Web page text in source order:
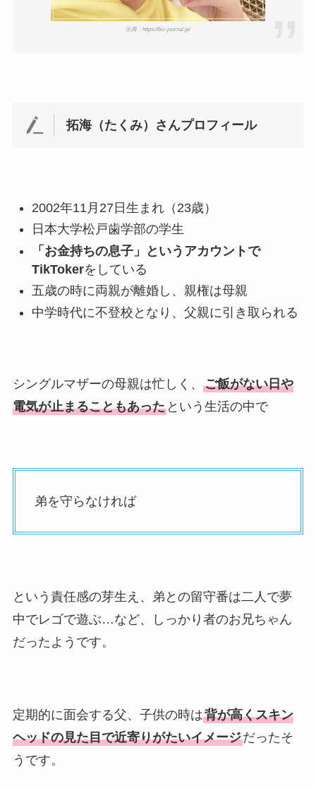
出典：https://biz-journal.jp/
拓海（たくみ）さんプロフィール
2002年11月27日生まれ（23歳）
日本大学松戸歯学部の学生
「お金持ちの息子」というアカウントで
TikTokerをしている
五歳の時に両親が離婚し、親権は母親
中学時代に不登校となり、父親に引き取られる
シングルマザーの母親は忙しく、 ご飯がない日や
電気が止まることもあったという生活の中で
弟を守らなければ
という責任感の芽生え、弟との留守番は二人で夢
中でレゴで遊ぶ…など、しっかり者のお兄ちゃん
だったようです。
定期的に面会する父、子供の時は背が高くスキン
ヘッドの見た目で近寄りがたいイメージだったそ
うです。